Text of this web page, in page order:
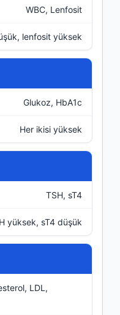
WBC, Lenfosit
lenfosit yüksek
Glukoz, HbA1c
Her ikisi yüksek
TSH, sT4
yüksek, sT4 düşük
LDL,